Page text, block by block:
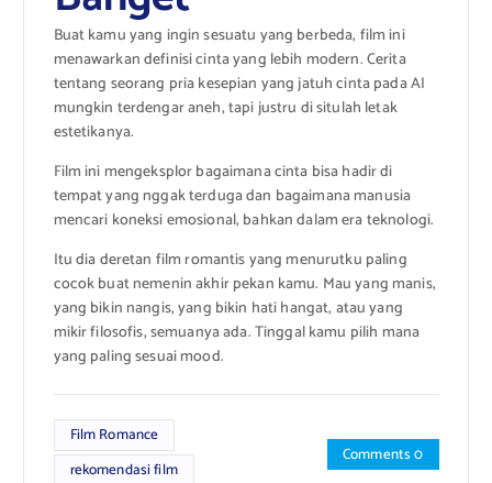
Buat kamu yang ingin sesuatu yang berbeda, film ini
menawarkan definisi cinta yang lebih modern. Cerita
tentang seorang pria kesepian yang jatuh cinta pada AI
mungkin terdengar aneh, tapi justru di situlah letak
estetikanya.
Film ini mengeksplor bagaimana cinta bisa hadir di
tempat yang nggak terduga dan bagaimana manusia
mencari koneksi emosional, bahkan dalam era teknologi.
Itu dia deretan film romantis yang menurutku paling
cocok buat nemenin akhir pekan kamu. Mau yang manis,
yang bikin nangis, yang bikin hati hangat, atau yang
mikir filosofis, semuanya ada. Tinggal kamu pilih mana
yang paling sesuai mood.
Film Romance
rekomendasi film
Comments 0